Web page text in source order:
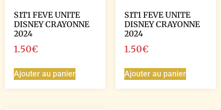
S1T1 FEVE UNITE
DISNEY CRAYONNE
2024
1.50€
Ajouter au panier
S1T1 FEVE UNITE
DISNEY CRAYONNE
2024
1.50€
Ajouter au panier